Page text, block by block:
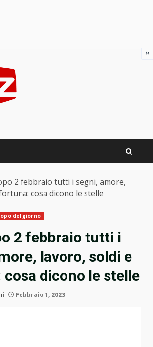
2 febbraio tutti i segni, amore,
cosa dicono le stelle
del giorno
2 febbraio tutti i
lavoro, soldi e
dicono le stelle
Febbraio 1, 2023
×